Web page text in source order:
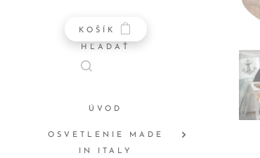
KOŠÍK
HĽADAŤ
ÚVOD
OSVETLENIE MADE
IN ITALY